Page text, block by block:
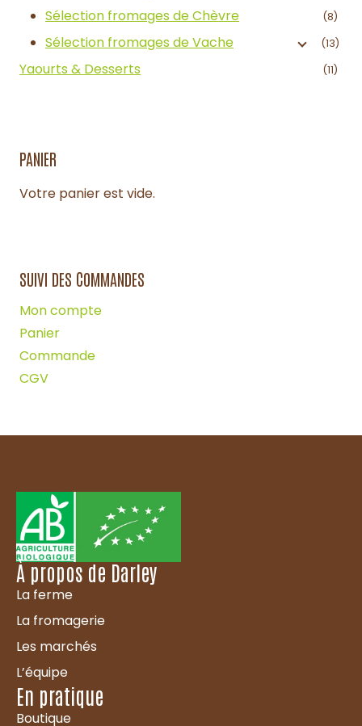
Sélection fromages de Chèvre (8)
Sélection fromages de Vache (13)
Yaourts & Desserts (11)
PANIER
Votre panier est vide.
SUIVI DES COMMANDES
Mon compte
Panier
Commande
CGV
À propos de Darley
La ferme
La fromagerie
Les marchés
L’équipe
En pratique
Boutique